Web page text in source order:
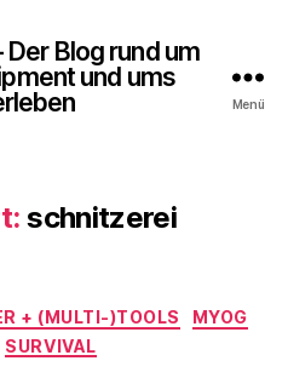
Blog rund um
und ums
Menü
schnitzerei
Kategorien
+ (MULTI-)TOOLS
MYOG
SURVIVAL